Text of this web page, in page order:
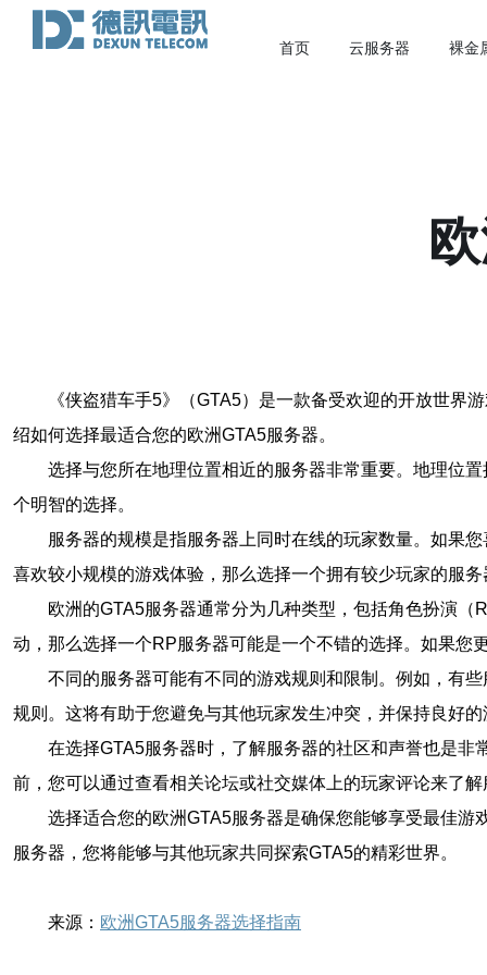
首页 云服务器 裸金
《侠盗猎车手5》（GTA5）是一款备受欢迎的开放世
绍如何选择最适合您的欧洲GTA5服务器。
选择与您所在地理位置相近的服务器非常重要。地理位
个明智的选择。
服务器的规模是指服务器上同时在线的玩家数量。如果
喜欢较小规模的游戏体验，那么选择一个拥有较少玩家的服
欧洲的GTA5服务器通常分为几种类型，包括角色扮演
动，那么选择一个RP服务器可能是一个不错的选择。如果您
不同的服务器可能有不同的游戏规则和限制。例如，有
规则。这将有助于您避免与其他玩家发生冲突，并保持良好
在选择GTA5服务器时，了解服务器的社区和声誉也是
前，您可以通过查看相关论坛或社交媒体上的玩家评论来了
选择适合您的欧洲GTA5服务器是确保您能够享受最佳
服务器，您将能够与其他玩家共同探索GTA5的精彩世界。
来源： 欧洲GTA5服务器选择指南